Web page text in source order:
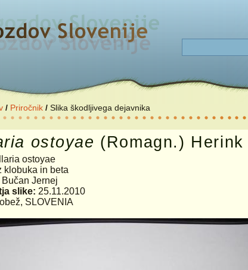
/ Priročnik / Slika škodljivega dejavnika
ostoyae (Romagn.) Herink
ostoyae
klobuka in beta
Bučan Jernej
slike: 25.11.2010
SLOVENIA